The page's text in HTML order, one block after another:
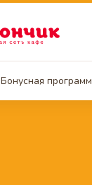
Бонусная